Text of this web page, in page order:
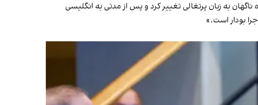
به زبان پرتغالی تغییر کرد و پس از مدتی به انگلیسی